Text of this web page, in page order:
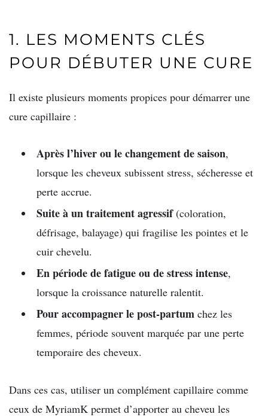
1. LES MOMENTS CLÉS
POUR DÉBUTER UNE CURE
Il existe plusieurs moments propices pour démarrer une
cure capillaire :
Après l’hiver ou le changement de saison,
lorsque les cheveux subissent stress, sécheresse et
perte accrue.
Suite à un traitement agressif(coloration,
défrisage, balayage) qui fragilise les pointes et le
cuir chevelu.
En période de fatigue ou de stress intense,
lorsque la croissance naturelle ralentit.
Pour accompagner le post-partum chez les
femmes, période souvent marquée par une perte
temporaire des cheveux.
Dans ces cas, utiliser un complément capillaire comme
ceux de MyriamK permet d’apporter au cheveu les